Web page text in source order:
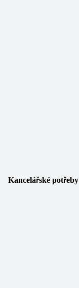
Kancelářské potřeby